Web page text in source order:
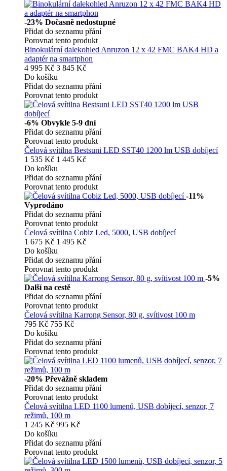
-23% Dočasně nedostupné
Přidat do seznamu přání
Porovnat tento produkt
Binokulární dalekohled Anruzon 12 x 42 FMC BAK4 HD a
adaptér na smartphon
4 995 Kč 3 845 Kč
Do košíku
Přidat do seznamu přání
Porovnat tento produkt
-6% Obvykle 5-9 dní
Přidat do seznamu přání
Porovnat tento produkt
Čelová svítilna Bestsuni LED SST40 1200 lm USB dobíjecí
1 535 Kč 1 445 Kč
Do košíku
Přidat do seznamu přání
Porovnat tento produkt
-11%
Vyprodáno
Přidat do seznamu přání
Porovnat tento produkt
Čelová svítilna Cobiz Led, 5000, USB dobíjecí
1 675 Kč 1 495 Kč
Do košíku
Přidat do seznamu přání
Porovnat tento produkt
-5%
Další na cestě
Přidat do seznamu přání
Porovnat tento produkt
Čelová svítilna Karrong Sensor, 80 g, svítivost 100 m
795 Kč 755 Kč
Do košíku
Přidat do seznamu přání
Porovnat tento produkt
-20% Převážně skladem
Přidat do seznamu přání
Porovnat tento produkt
Čelová svítilna LED 1100 lumenů, USB dobíjecí, senzor, 7
režimů, 100 m
1 245 Kč 995 Kč
Do košíku
Přidat do seznamu přání
Porovnat tento produkt